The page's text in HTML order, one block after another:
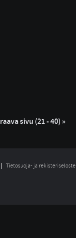
sivu (21 - 40) »
Tietosuoja- ja rekisteriseloste